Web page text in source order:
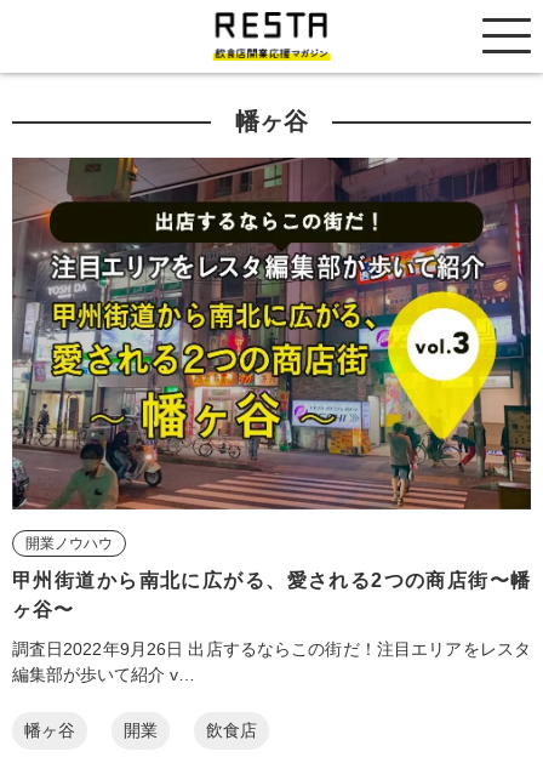
居抜き売却市場
幡ヶ谷
開業ノウハウ
甲州街道から南北に広がる、愛される2つの商店街〜幡
ヶ谷〜
調査日2022年9月26日 出店するならこの街だ！注目エリアをレスタ
編集部が歩いて紹介 v…
幡ヶ谷 開業 飲食店